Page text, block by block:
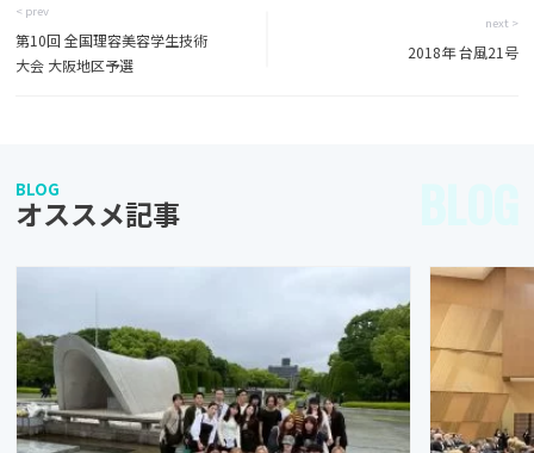
< prev
第10回 全国理容美容学生技術
大会 大阪地区予選
next >
2018年 台風21号
BLOG
オススメ記事